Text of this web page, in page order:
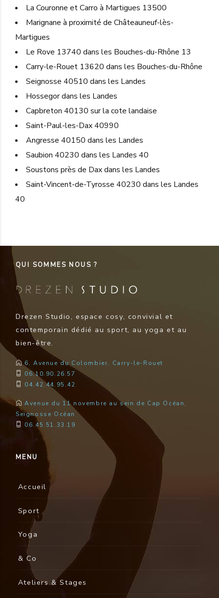
La Couronne et Carro à Martigues 13500
Marignane à proximité de Châteauneuf-lès-
Martigues
Le Rove 13740 dans les Bouches-du-Rhône 13
Carry-le-Rouet 13620 dans les Bouches-du-Rhône
Seignosse 40510 dans les Landes
Hossegor dans les Landes
Capbreton 40130 sur la cote landaise
Saint-Paul-les-Dax 40990
Angresse 40150 dans les Landes
Saubion 40230 dans les Landes 40
Soustons près de Dax dans les Landes
Saint-Vincent-de-Tyrosse 40230 dans les Landes
40
QUI SOMMES NOUS ?
Drezen Studio, espace cosy, convivial et
contemporain dédié au sport, au yoga et au
bien-être.
6, Avenue du Colombier, Carry-le-Rouet
06.10.90.26.57
04.42.44.95.42
Avenue du 11 novembre au sein de Cap Océan,
Seignosse Océan
06.45.51.33.19
MENU
Accueil
Sport
Yoga
& Co
Ateliers & Stages